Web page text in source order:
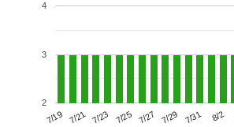
7/19 7/21 7/23 7/25 7/27 7/29 7/31 8/2
2
3
4